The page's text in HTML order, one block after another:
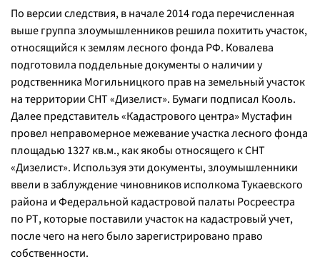
По версии следствия, в начале 2014 года перечисленная
выше группа злоумышленников решила похитить участок,
относящийся к землям лесного фонда РФ. Ковалева
подготовила поддельные документы о наличии у
родственника Могильницкого прав на земельный участок
на территории СНТ «Дизелист». Бумаги подписал Кооль.
Далее представитель «Кадастрового центра» Мустафин
провел неправомерное межевание участка лесного фонда
площадью 1327 кв.м., как якобы относящего к СНТ
«Дизелист». Используя эти документы, злоумышленники
ввели в заблуждение чиновников исполкома Тукаевского
района и Федеральной кадастровой палаты Росреестра
по РТ, которые поставили участок на кадастровый учет,
после чего на него было зарегистрировано право
собственности.